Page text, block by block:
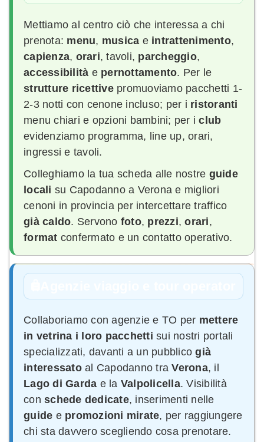
Mettiamo al centro ciò che interessa a chi
prenota: menu, musica e intrattenimento,
capienza, orari, tavoli, parcheggio,
accessibilità e pernottamento. Per le
strutture ricettivepromuoviamo pacchetti 1-
2-3 notti con cenone incluso; per i ristoranti
menu chiari e opzioni bambini; per iclub
evidenziamo programma, line up, orari,
ingressi e tavoli.
Colleghiamo la tua scheda alle nostre guide
locali su Capodanno a Verona e migliori
cenoni in provincia per intercettare traffico
già caldo. Servono foto, prezzi,orari,
format confermato e un contatto operativo.
Collaboriamo con agenzie e TO per mettere
in vetrina i loro pacchetti sui nostri portali
specializzati, davanti a un pubblicogià
interessatoal Capodanno traVerona, il
Lago di Garda e la Valpolicella. Visibilità
con schede dedicate, inserimenti nelle
guide e promozioni mirate, per raggiungere
chi sta davvero scegliendo cosa prenotare.